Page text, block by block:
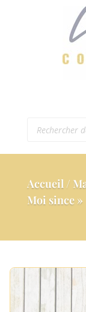
de
Accueil/
Moi since »